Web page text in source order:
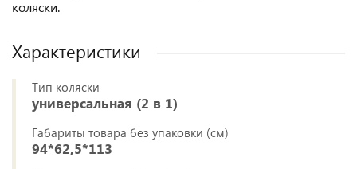
коляски.
Характеристики
Тип коляски
универсальная (2 в 1)
Габариты товара без упаковки (см)
94*62,5*113